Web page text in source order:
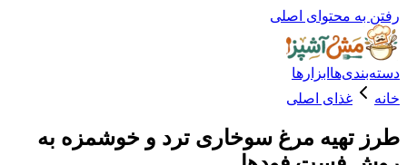
محتوای اصلی
ابزارها
غذای اصلی
مرغ سوخاری ترد و خوشمزه به